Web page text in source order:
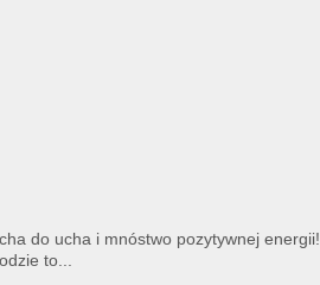
do ucha i mnóstwo pozytywnej energii!
to...